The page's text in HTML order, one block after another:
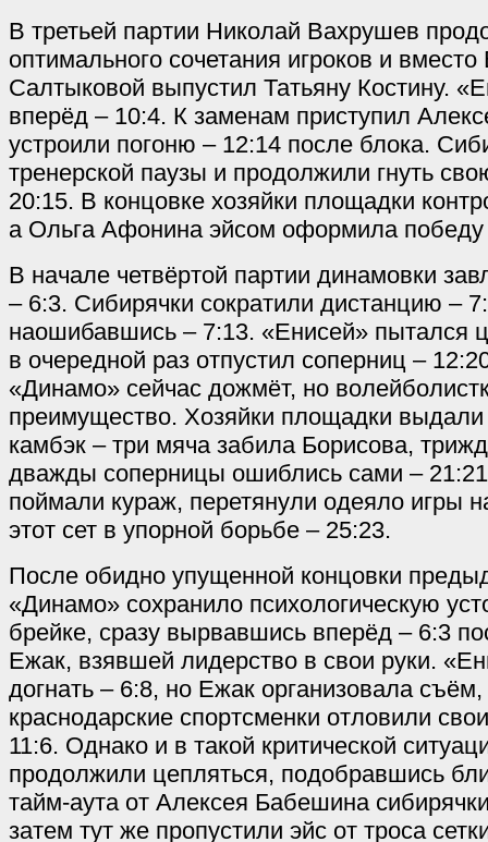
В третьей партии Николай Вахрушев
оптимального сочетания игроков и
Салтыковой выпустил Татьяну Костину.
вперёд – 10:4. К заменам приступил
устроили погоню – 12:14 после блока.
тренерской паузы и продолжили гнуть
20:15. В концовке хозяйки площадки
а Ольга Афонина эйсом оформила победу
В начале четвёртой партии динамовки
– 6:3. Сибирячки сократили дистанцию –
наошибавшись – 7:13. «Енисей» пытался
в очередной раз отпустил соперниц –
«Динамо» сейчас дожмёт, но
преимущество. Хозяйки площадки
камбэк – три мяча забила Борисова,
дважды соперницы ошиблись сами –
поймали кураж, перетянули одеяло игры
этот сет в упорной борьбе – 25:23.
После обидно упущенной концовки
«Динамо» сохранило психологическую
брейке, сразу вырвавшись вперёд – 6:3
Ежак, взявшей лидерство в свои руки.
догнать – 6:8, но Ежак организовала съём,
краснодарские спортсменки отловили
11:6. Однако и в такой критической
продолжили цепляться, подобравшись
тайм-аута от Алексея Бабешина
затем тут же пропустили эйс от троса